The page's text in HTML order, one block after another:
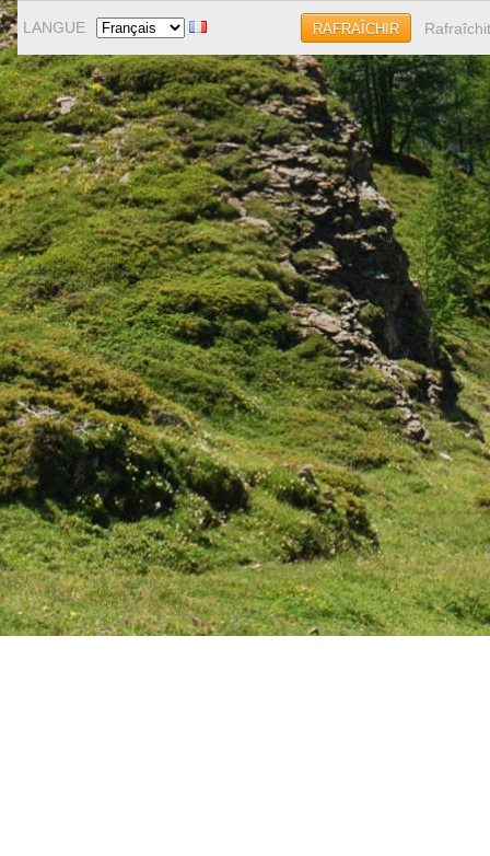
LANGUE RAFRAÎCHIR